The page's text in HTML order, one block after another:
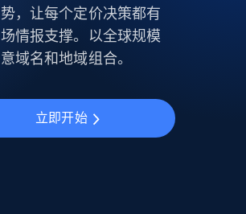
，让每个定价决策都有
情报支撑。以全球规模
域名和地域组合。
立即开始